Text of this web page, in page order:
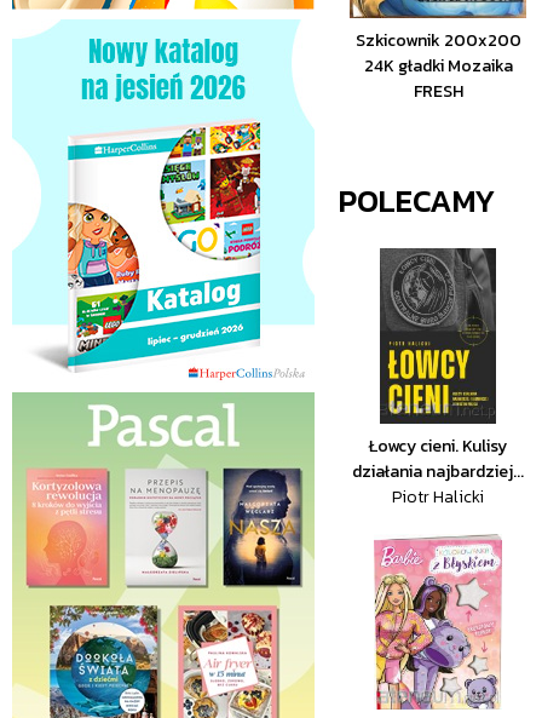
Szkicownik 200x200
24K gładki Mozaika
FRESH
POLECAMY
Łowcy cieni. Kulisy
działania najbardziej...
Piotr Halicki